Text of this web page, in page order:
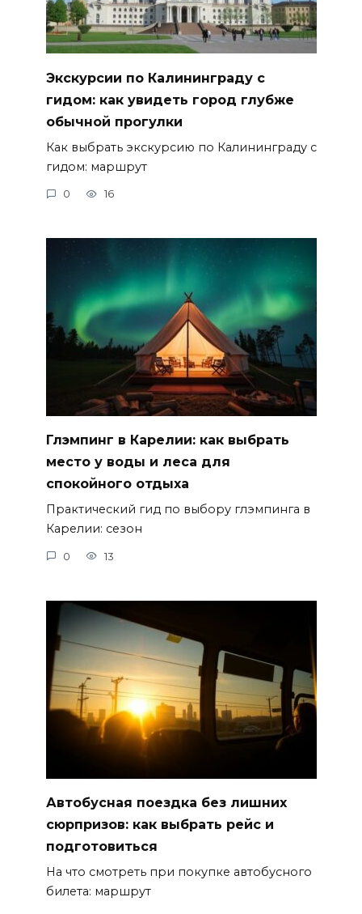
Экскурсии по Калининграду с
гидом: как увидеть город глубже
обычной прогулки
Как выбрать экскурсию по Калининграду с
гидом: маршрут
0 16
Глэмпинг в Карелии: как выбрать
место у воды и леса для
спокойного отдыха
Практический гид по выбору глэмпинга в
Карелии: сезон
0 13
Автобусная поездка без лишних
сюрпризов: как выбрать рейс и
подготовиться
На что смотреть при покупке автобусного
билета: маршрут